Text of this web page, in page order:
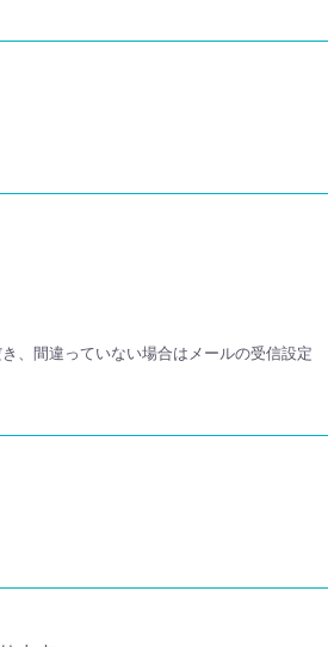
、間違っていない場合はメールの受信設定